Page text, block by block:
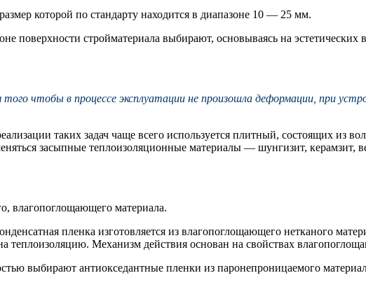
которой по стандарту находится в диапазоне 10 — 25 мм.
стройматериала выбирают, основываясь на эстетических
чтобы в процессе эксплуатации не произошла деформации, при
таких задач чаще всего используется плитный, состоящих из
засыпные теплоизоляционные материалы — шунгизит, керамзит,
влагопоглощающего материала.
пленка изготовляется из влагопоглощающего нетканого
теплоизоляцию. Механизм действия основан на свойствах
выбирают антиокседантные пленки из паронепроницаемого